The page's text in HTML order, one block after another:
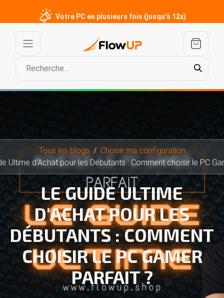
Votre PC en plusieurs fois (jusqu'à 12x)
Tous les blogs
Choisir ma configuration
Ultime d'Achat pour les Débutants : Comment choisir le PC
LE GUIDE ULTIME
D'ACHAT POUR LES
DÉBUTANTS : COMMENT
CHOISIR LE PC GAMER
PARFAIT ?